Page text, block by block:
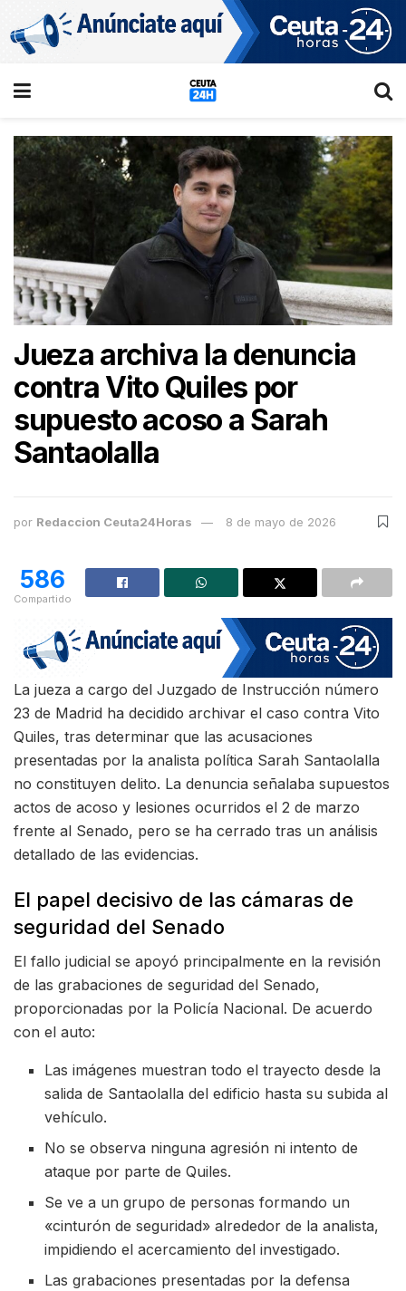
Jueza archiva la denuncia
contra Vito Quiles por
supuesto acoso a Sarah
Santaolalla
por Redaccion Ceuta24Horas 8 de mayo de 2026
586
Compartido
La jueza a cargo del Juzgado de Instrucción número
23 de Madrid ha decidido archivar el caso contra Vito
Quiles, tras determinar que las acusaciones
presentadas por la analista política Sarah Santaolalla
no constituyen delito. La denuncia señalaba supuestos
actos de acoso y lesiones ocurridos el 2 de marzo
frente al Senado, pero se ha cerrado tras un análisis
detallado de las evidencias.
El papel decisivo de las cámaras de
seguridad del Senado
El fallo judicial se apoyó principalmente en la revisión
de las grabaciones de seguridad del Senado,
proporcionadas por la Policía Nacional. De acuerdo
con el auto:
Las imágenes muestran todo el trayecto desde la
salida de Santaolalla del edificio hasta su subida al
vehículo.
No se observa ninguna agresión ni intento de
ataque por parte de Quiles.
Se ve a un grupo de personas formando un
«cinturón de seguridad» alrededor de la analista,
impidiendo el acercamiento del investigado.
Las grabaciones presentadas por la defensa